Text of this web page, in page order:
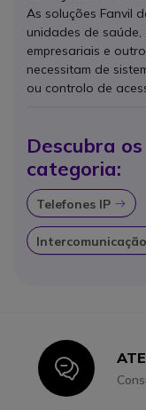
As soluções Fanvil
unidades de saúde,
empresariais e
necessitam de
ou controlo de
Descubra
categoria:
Telefones IP
Icon